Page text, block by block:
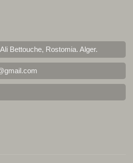
Bettouche, Rostomia. Alger.